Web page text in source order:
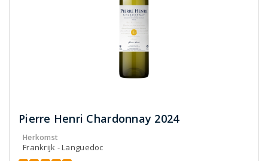
Pierre Henri Chardonnay 2024
Herkomst
Frankrijk - Languedoc